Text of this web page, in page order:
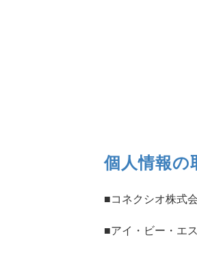
個人情報の
■コネクシオ株式会
■アイ・ビー・エ